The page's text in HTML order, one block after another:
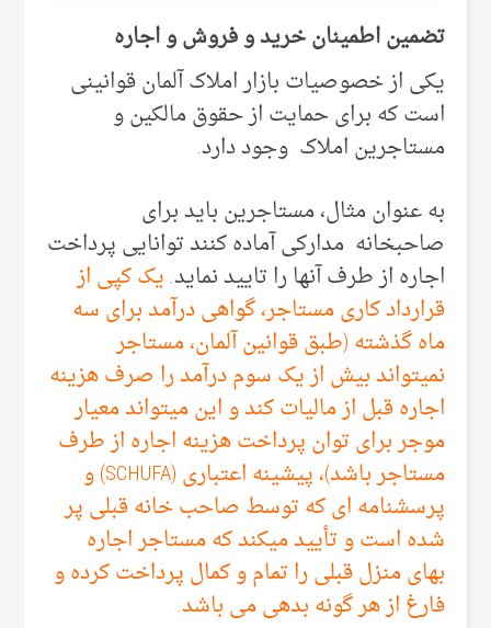
تضمین اطمینان خرید و فروش و اجاره
یکی از خصوصیات بازار املاک آلمان قوانینی
است که برای حمایت از حقوق مالکین و
مستاجرین املاک وجود دارد.
به عنوان مثال، مستاجرین باید برای
صاحبخانه مدارکی آماده کنند توانایی پرداخت
اجاره از طرف آنها را تایید نماید.یک کپی از
قرارداد کاری مستاجر، گواهی درآمد برای سه
ماه گذشته (طبق قوانین آلمان، مستاجر
نمیتواند بیش از یک سوم درآمد را صرف هزینه
اجاره قبل از مالیات کند و این میتواند معیار
موجر برای توان پرداخت هزینه اجاره از طرف
مستاجر باشد)، پیشینه اعتباری (SCHUFA) و
پرسشنامه ای که توسط صاحب خانه قبلی پر
شده است و تأیید میکند که مستاجر اجاره
بهای منزل قبلی را تمام و کمال پرداخت کرده و
فارغ از هر گونه بدهی می باشد.